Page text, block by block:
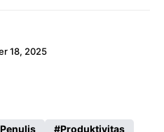
18, 2025
Penulis Produktivitas